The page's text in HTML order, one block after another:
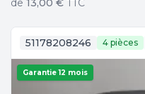
de 13,00 € TTC
51178208246 4 pièces
Garantie 12 mois